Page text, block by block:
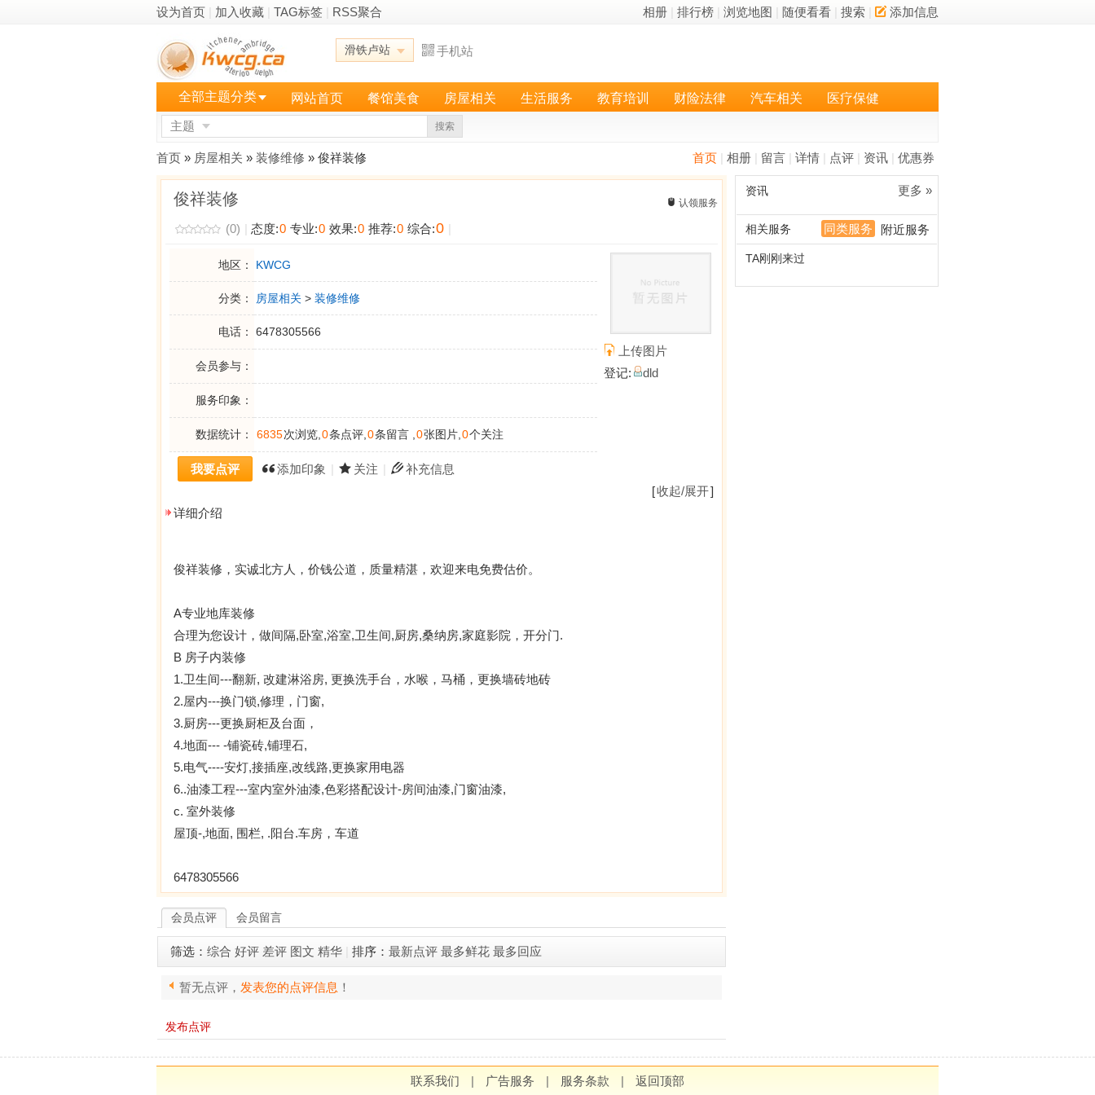
设为首页 加入收藏 TAG标签 RSS聚合 相册 排行榜 浏览地图 随便看看 搜索 添加信息
滑铁卢站 手机站
全部主题分类 网站首页 餐馆美食 房屋相关 生活服务 教育培训 财险法律 汽车相关 医疗保健
主题 搜索
首页 相册 留言 详情 点评 资讯 优惠券
首页 » 房屋相关 » 装修维修 » 俊祥装修
俊祥装修 认领服务
(0) 态度:0 专业:0 效果:0 推荐:0 综合:0
地区： KWCG
分类： 房屋相关 > 装修维修
电话： 6478305566
会员参与：
服务印象：
数据统计： 6835次浏览, 0条点评, 0条留言 , 0张图片, 0个关注
我要点评 添加印象 关注 补充信息
上传图片
登记:
dld
[收起/展开]
详细介绍
俊祥装修，实诚北方人，价钱公道，质量精湛，欢迎来电免费估价。
A专业地库装修
合理为您设计，做间隔,卧室,浴室,卫生间,厨房,桑纳房,家庭影院，开分门.
B 房子内装修
1.卫生间---翻新, 改建淋浴房, 更换洗手台，水喉，马桶，更换墙砖地砖
2.屋内---换门锁,修理，门窗,
3.厨房---更换厨柜及台面，
4.地面--- -铺瓷砖,铺理石,
5.电气----安灯,接插座,改线路,更换家用电器
6..油漆工程---室内室外油漆,色彩搭配设计-房间油漆,门窗油漆,
c. 室外装修
屋顶-,地面, 围栏, .阳台.车房，车道
6478305566
会员点评 会员留言
筛选： 综合 好评 差评 图文 精华 排序： 最新点评 最多鲜花 最多回应
暂无点评， 发表您的点评信息 ！
发布点评
更多 »
资讯
同类服务 附近服务
相关服务
TA刚刚来过
联系我们 | 广告服务 | 服务条款 | 返回顶部